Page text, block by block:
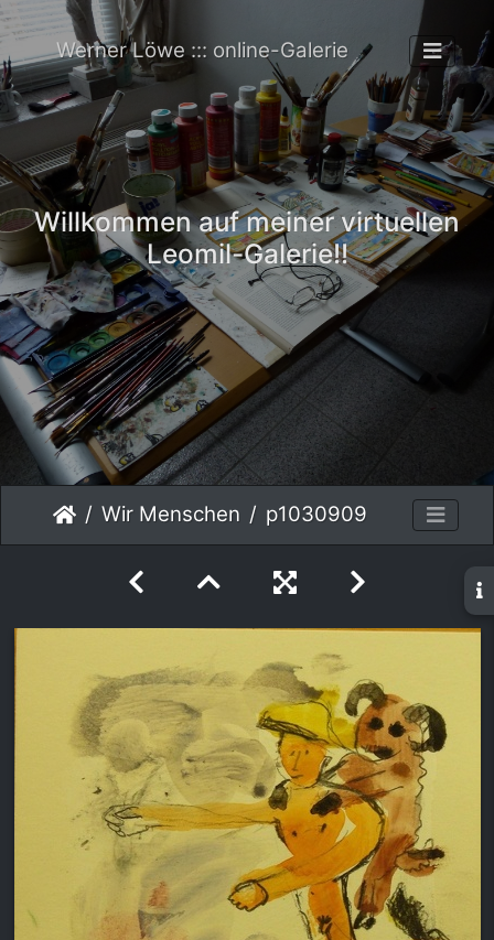
Werner Löwe ::: online-Galerie
Willkommen auf meiner virtuellen
Leomil-Galerie!!
Wir Menschen p1030909